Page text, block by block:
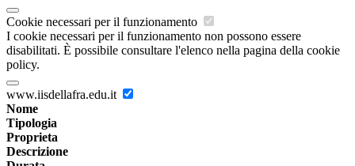
Cookie necessari per il funzionamento
I cookie necessari per il funzionamento non possono essere
disabilitati. È possibile consultare l'elenco nella pagina della cookie
policy.
www.iisdellafra.edu.it
Nome
Tipologia
Proprieta
Descrizione